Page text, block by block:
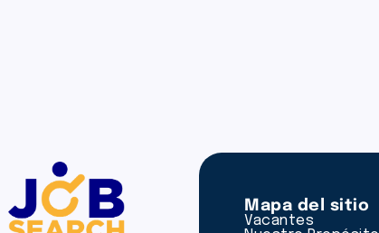
Mapa del sitio
Vacantes